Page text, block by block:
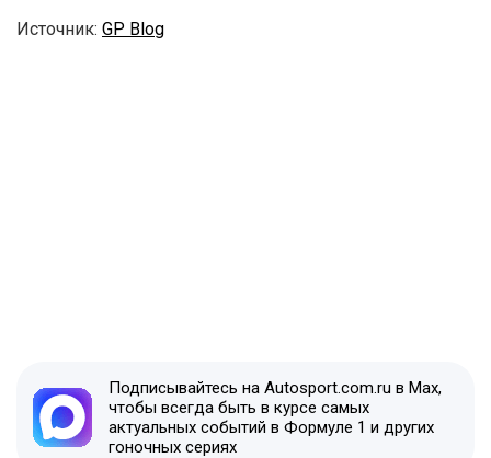
Источник: GP Blog
Подписывайтесь на Autosport.com.ru в Max,
чтобы всегда быть в курсе самых
актуальных событий в Формуле 1 и других
гоночных сериях